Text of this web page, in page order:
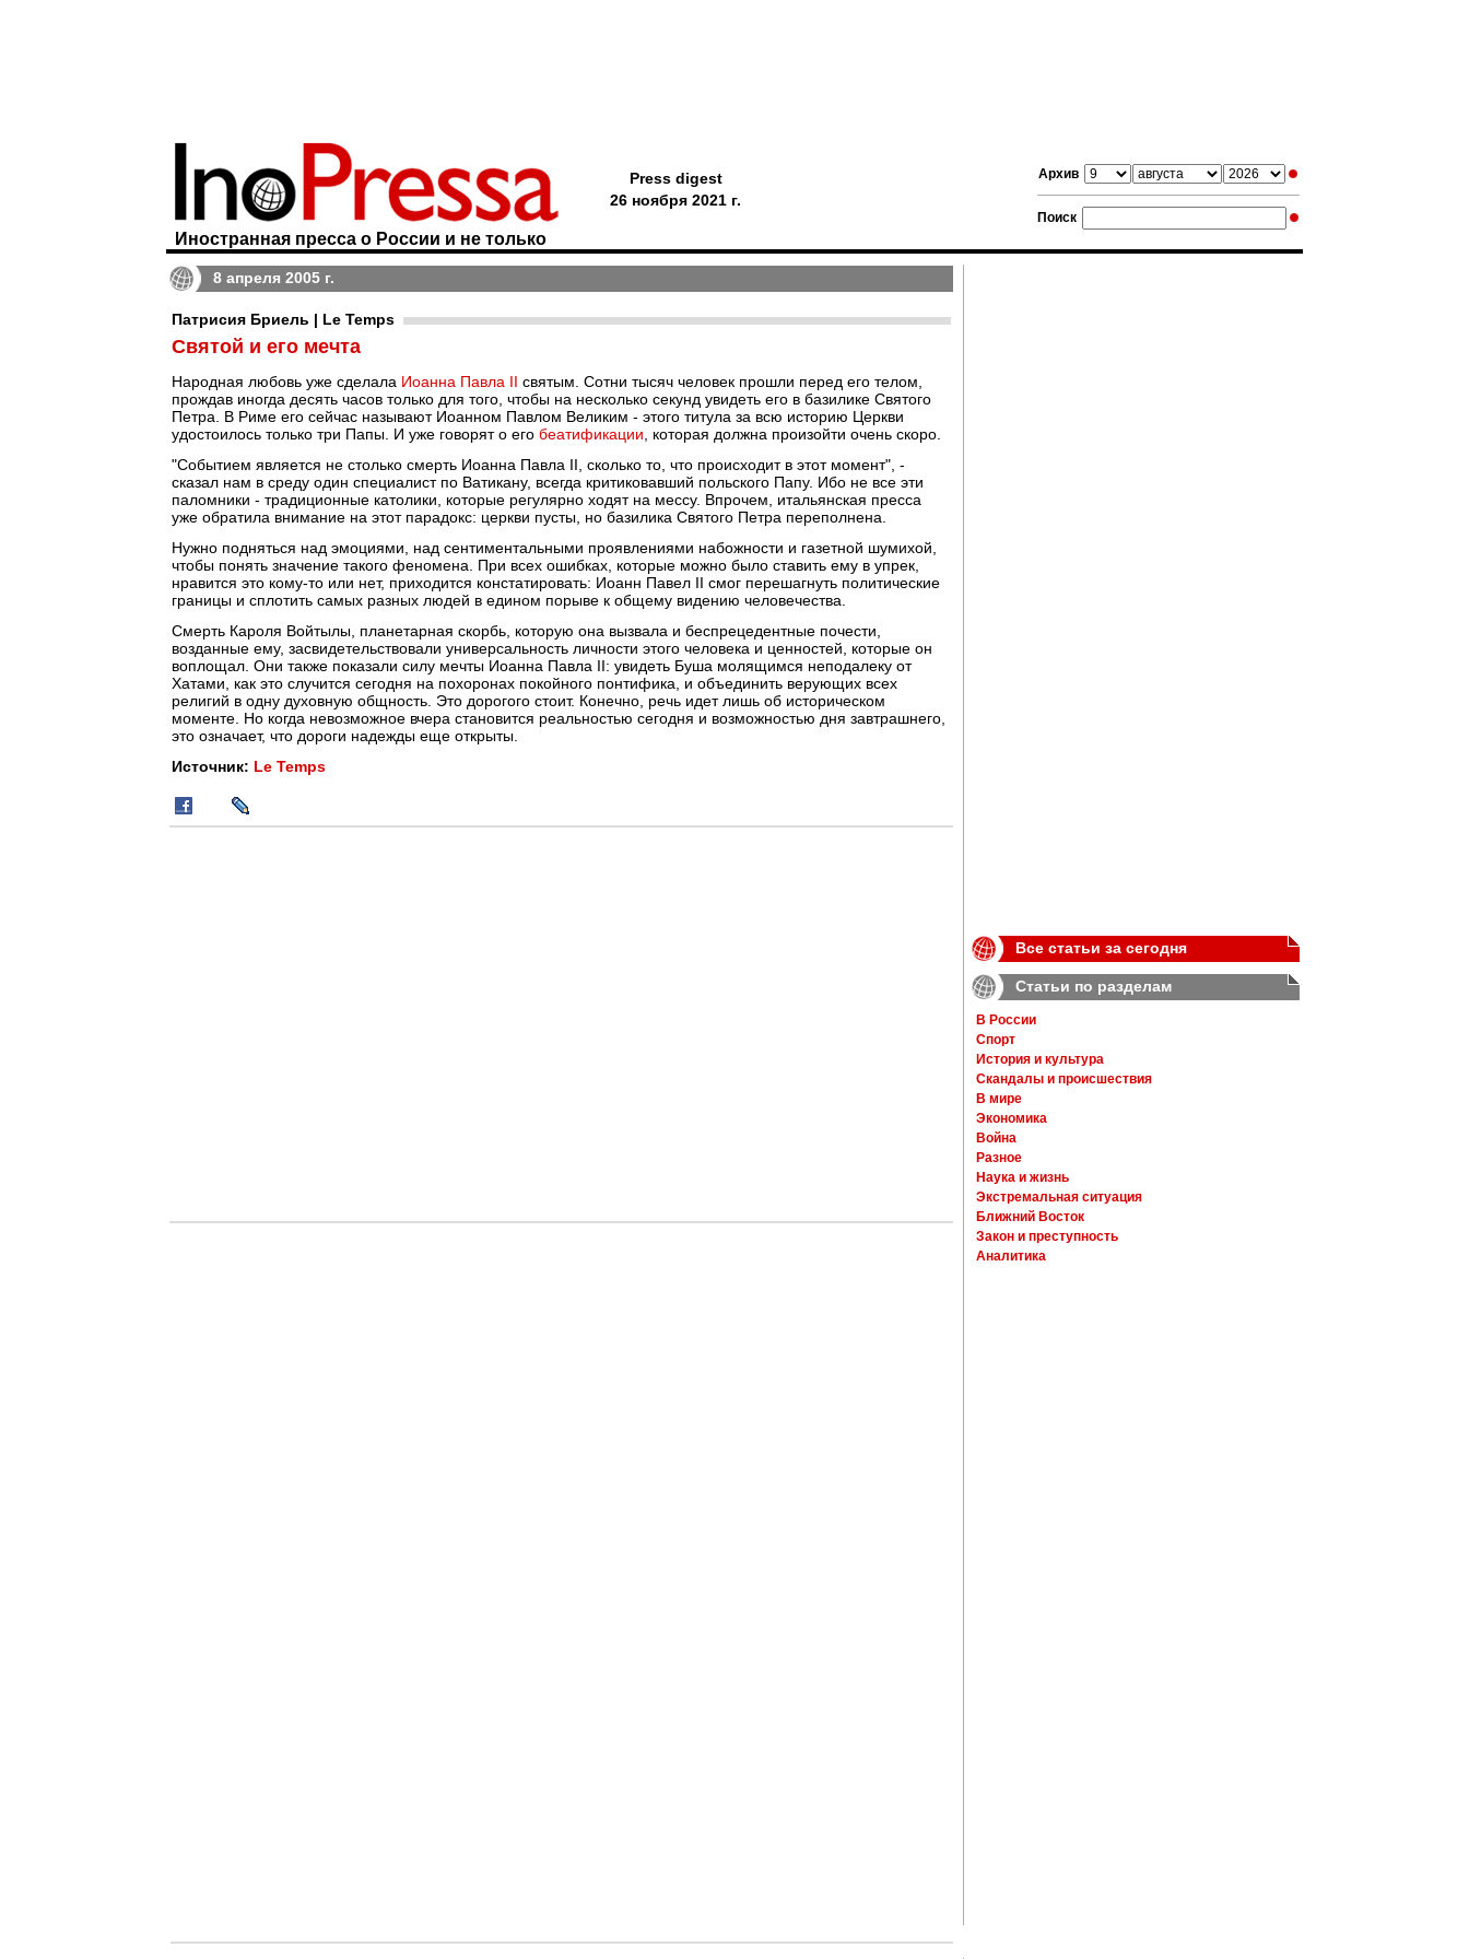
Архив
Поиск
Иностранная пресса о России и не только
Press digest
26 ноября 2021 г.
8 апреля 2005 г.
Патрисия Бриель | Le Temps
Святой и его мечта
Народная любовь уже сделала Иоанна Павла II святым. Сотни тысяч человек прошли перед его телом,
прождав иногда десять часов только для того, чтобы на несколько секунд увидеть его в базилике Святого
Петра. В Риме его сейчас называют Иоанном Павлом Великим - этого титула за всю историю Церкви
удостоилось только три Папы. И уже говорят о его беатификации , которая должна произойти очень скоро.
"Событием является не столько смерть Иоанна Павла II, сколько то, что происходит в этот момент", -
сказал нам в среду один специалист по Ватикану, всегда критиковавший польского Папу. Ибо не все эти
паломники - традиционные католики, которые регулярно ходят на мессу. Впрочем, итальянская пресса
уже обратила внимание на этот парадокс: церкви пусты, но базилика Святого Петра переполнена.
Нужно подняться над эмоциями, над сентиментальными проявлениями набожности и газетной шумихой,
чтобы понять значение такого феномена. При всех ошибках, которые можно было ставить ему в упрек,
нравится это кому-то или нет, приходится констатировать: Иоанн Павел II смог перешагнуть политические
границы и сплотить самых разных людей в едином порыве к общему видению человечества.
Смерть Кароля Войтылы, планетарная скорбь, которую она вызвала и беспрецедентные почести,
возданные ему, засвидетельствовали универсальность личности этого человека и ценностей, которые он
воплощал. Они также показали силу мечты Иоанна Павла II: увидеть Буша молящимся неподалеку от
Хатами, как это случится сегодня на похоронах покойного понтифика, и объединить верующих всех
религий в одну духовную общность. Это дорогого стоит. Конечно, речь идет лишь об историческом
моменте. Но когда невозможное вчера становится реальностью сегодня и возможностью дня завтрашнего,
это означает, что дороги надежды еще открыты.
Источник: Le Temps
Все статьи за сегодня
Статьи по разделам
В России
Спорт
История и культура
Скандалы и происшествия
В мире
Экономика
Война
Разное
Наука и жизнь
Экстремальная ситуация
Ближний Восток
Закон и преступность
Аналитика